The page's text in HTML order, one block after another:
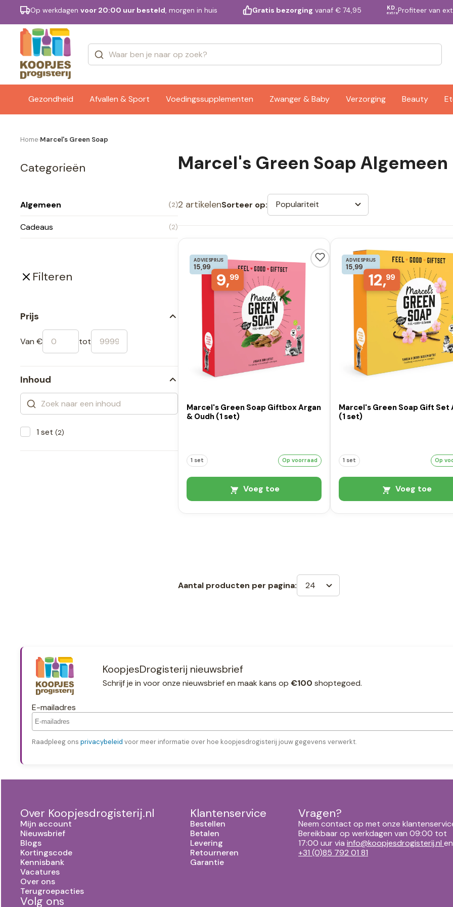
Op werkdagen voor 20:00 uur besteld, morgen in huis Gratis bezorging vanaf € 74,95 KD.
extraProfiteer van
Gezondheid Afvallen & Sport Voedingssupplementen Zwanger & Baby Verzorging Beauty
Merken
Home›Marcel's Green Soap
Categorieën
Algemeen (2)
Cadeaus (2)
Filteren
Prijs
Van € tot
Inhoud
1 set (2)
Marcel's Green Soap Algemeen
2 artikelenSorteer op: Populariteit
ADVIESPRIJS
15,99
9,99
Marcel's Green Soap Giftbox Argan
& Oudh (1 set)
1 set Op voorraad
Voeg toe
ADVIESPRIJS
15,99
12,99
Marcel's Green Soap Gift Set
(1 set)
1 set Op
Voeg toe
Aantal producten per pagina: 24
KoopjesDrogisterij nieuwsbrief
Schrijf je in voor onze nieuwsbrief en maak kans op €100 shoptegoed.
E-mailadres
Raadpleeg ons privacybeleid voor meer informatie over hoe koopjesdrogisterij jouw gegevens verwerkt.
Over Koopjesdrogisterij.nl
Mijn account
Nieuwsbrief
Blogs
Kortingscode
Kennisbank
Vacatures
Over ons
Terugroepacties
Volg ons
Klantenservice
Bestellen
Betalen
Levering
Retourneren
Garantie
Vragen?
Neem contact op met onze
Bereikbaar op werkdagen van 09:00 tot
17:00 uur via info@koopjesdrogisterij.nl en
+31 (0)85 792 01 81